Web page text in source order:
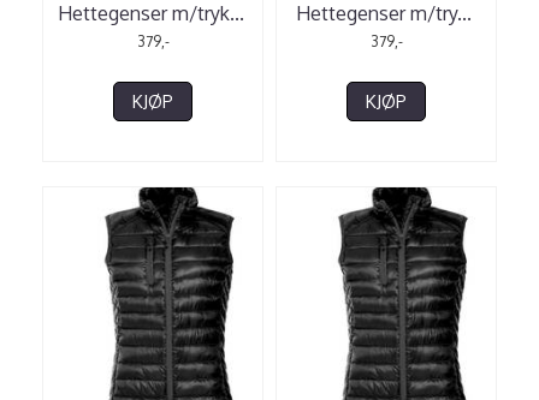
Hettegenser m/tryk...
379,-
KJØP
Hettegenser m/try...
379,-
KJØP